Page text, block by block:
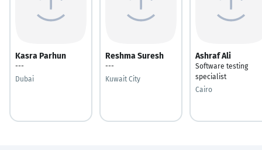
Kasra Parhun
---
Dubai
Reshma Suresh
---
Kuwait City
Ashraf Ali
Software testing
specialist
Cairo